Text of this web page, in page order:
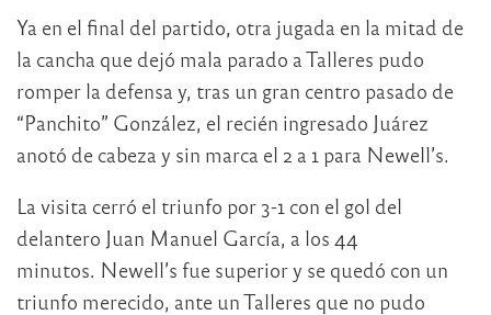
Ya en el final del partido, otra jugada en la mitad de
la cancha que dejó mala parado a Talleres pudo
romper la defensa y, tras un gran centro pasado de
“Panchito” González, el recién ingresado Juárez
anotó de cabeza y sin marca el 2 a 1 para Newell’s.
La visita cerró el triunfo por 3-1 con el gol del
delantero Juan Manuel García, a los 44
minutos. Newell’s fue superior y se quedó con un
triunfo merecido, ante un Talleres que no pudo